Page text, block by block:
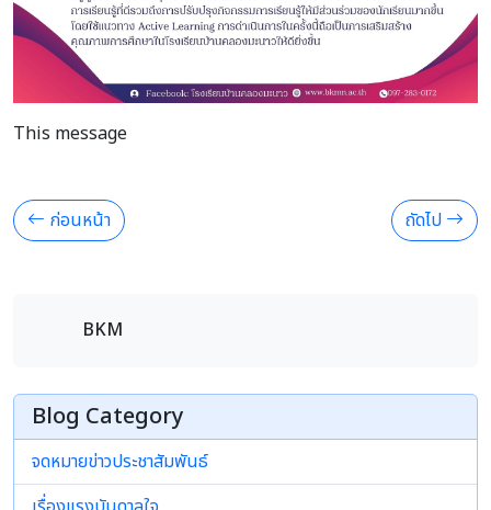
This message
ก่อนหน้า ถัดไป
BKM
Blog Category
จดหมายข่าวประชาสัมพันธ์